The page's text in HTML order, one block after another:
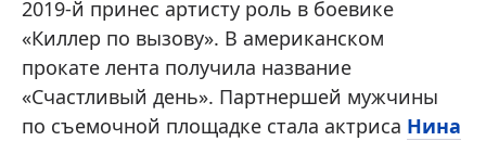
2019-й принес артисту роль в боевике
«Киллер по вызову». В американском
прокате лента получила название
«Счастливый день». Партнершей мужчины
по съемочной площадке стала актриса Нина